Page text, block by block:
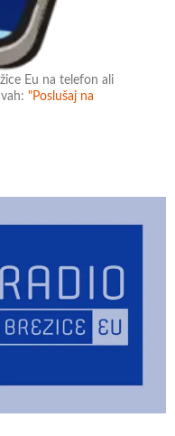
Eu na telefon ali
"Poslušaj na